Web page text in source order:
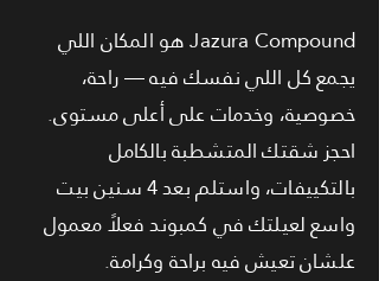
Jazura Compound هو المكان اللي
يجمع كل اللي نفسك فيه — راحة،
خصوصية، وخدمات على أعلى مستوى.
احجز شقتك المتشطبة بالكامل
بالتكييفات، واستلم بعد 4 سنين بيت
واسع لعيلتك في كمبوند فعلاً معمول
علشان تعيش فيه براحة وكرامة.